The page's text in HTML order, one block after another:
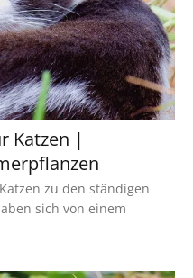
Katzen |
zu den ständigen
sich von einem